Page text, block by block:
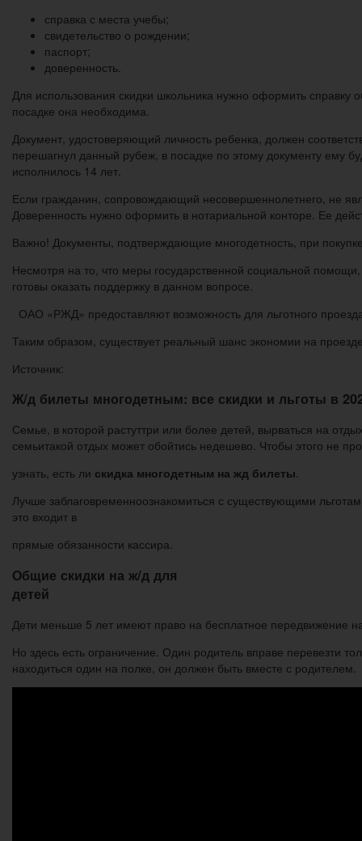
справка с места учебы;
свидетельство о рождении;
паспорт;
доверенность.
Для использования скидки школьника нужно оформить
посадке она необходима.
Документ, удостоверяющий личность ребенка, должен
перешагнул данный рубеж, в посадке по этому документу ему
исполнилось 14 лет.
Если гражданин, сопровождающий несовершеннолетнего, не
Доверенность нужно оформить в нотариальной конторе. Ее
Важно! Документы, подтверждающие многодетность, при
Несмотря на то, что меры государственной социальной
готовы оказать поддержку в данном вопросе.
ОАО «РЖД» предоставляют возможность для льготного
Таким образом, существует реальный шанс экономии на
Источник:
Ж/д билеты многодетным: все скидки и льготы в
Семье, в которой растуттри или более детей, вырваться на
семьитакой отдых может обойтись недешево. Чтобы этого не
узнать, есть ли скидка многодетным на жд билеты.
Лучше заблаговременноознакомиться с существующими
это входит в
прямые обязанности кассира.
Общие скидки на ж/д для
детей
Дети меньше 5 лет имеют право на бесплатное передвижение
Но здесь есть ограничение. Один родитель вправе перевезти
находиться один на полке, он должен быть вместе с родителем.